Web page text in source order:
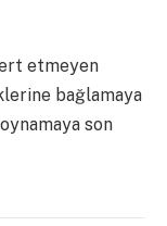
etmeyen
bağlamaya
son